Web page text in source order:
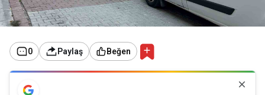
0 Paylaş Beğen